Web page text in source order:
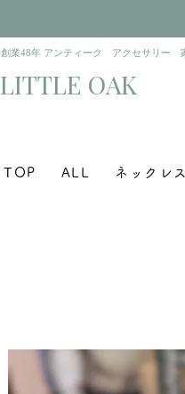
創業48年 アンティーク アクセサリ
​LITTLE OAK
TOP ALL ネックレス